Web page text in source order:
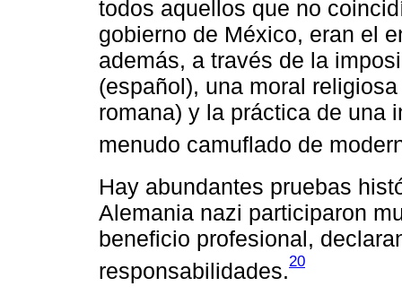
todos aquellos que no
gobierno de México, eran el
además, a través de la
(español), una moral
romana) y la práctica de una
menudo camuflado de
Hay abundantes pruebas
Alemania nazi participaron
beneficio profesional,
responsabilidades.20